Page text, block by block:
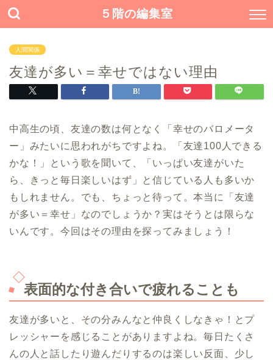
５階の編集室
人間関係
友達が多い＝幸せではない理由
中高生の頃、友達の数は何となく「幸せのバロメータ
ー」みたいに思われがちですよね。「友達100人できる
かな！」という歌を聞いて、「いっぱい友達がいた
ら、きっと毎日楽しいはず」と信じている人も多いか
もしれません。でも、ちょっと待って。本当に「友達
が多い＝幸せ」なのでしょうか？実はそうとは限らな
いんです。今回はその理由を探ってみましょう！
表面的な付き合いで疲れることも
友達が多いと、その分みんなと仲良くしなきゃ！とプ
レッシャーを感じることがありますよね。毎日たくさ
んの人と話したり遊んだりするのは楽しい反面、少し